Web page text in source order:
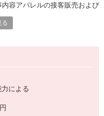
容アパレルの接客販売および
客様をお迎えする、やりが
れた空間で働ける☆
共存する、居心地のいい職場♪
く、自然と商品知識が深まる
来店するため、英語などの
る
による